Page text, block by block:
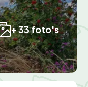
+ 33 foto's